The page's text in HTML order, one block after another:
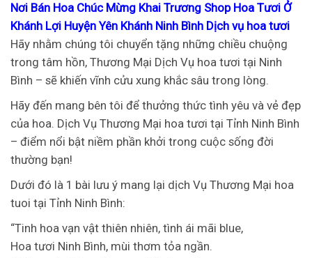
Nơi Bán Hoa Chúc Mừng Khai Trương Shop Hoa Tươi Ở
Khánh Lợi Huyện Yên Khánh Ninh Bình Dịch vụ hoa tươi
Hãy nhằm chúng tôi chuyển tặng những chiều chuộng
trong tâm hồn, Thương Mại Dịch Vụ hoa tươi tại Ninh
Bình – sẽ khiến vĩnh cửu xung khắc sâu trong lòng.
Hãy đến mang bên tôi để thưởng thức tình yêu và vẻ đẹp
của hoa. Dịch Vụ Thương Mại hoa tươi tại Tỉnh Ninh Bình
– điểm nổi bật niềm phần khởi trong cuộc sống đời
thường bạn!
Dưới đó là 1 bài lưu ý mang lại dịch Vụ Thương Mại hoa
tuoi tại Tỉnh Ninh Bình:
“Tinh hoa vạn vật thiên nhiên, tình ái mãi blue,
Hoa tươi Ninh Bình, mùi thơm tỏa ngần.